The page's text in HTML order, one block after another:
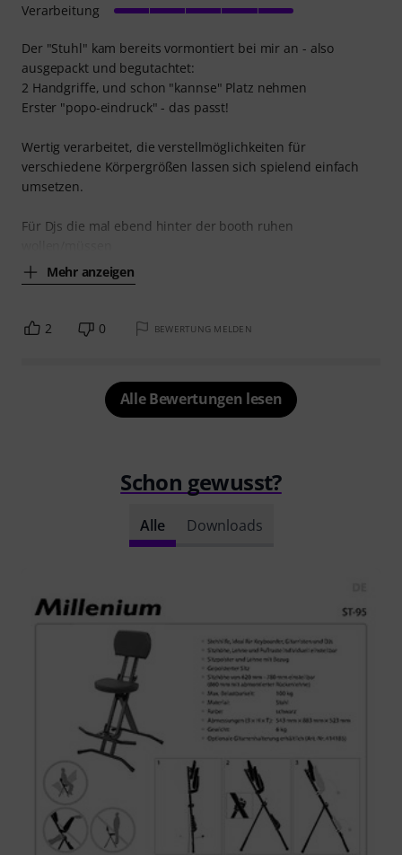
Der "Stuhl" kam bereits vormontiert bei mir an - also
ausgepackt und begutachtet:
2 Handgriffe, und schon "kannse" Platz nehmen
Erster "popo-eindruck" - das passt!
Wertig verarbeitet, die verstellmöglichkeiten für
verschiedene Körpergrößen lassen sich spielend einfach
umsetzen.
Für Djs die mal ebend hinter der booth ruhen
Mehr anzeigen
Verarbeitung
2 0 BEWERTUNG MELDEN
Alle Bewertungen lesen
Schon gewusst?
Alle Downloads